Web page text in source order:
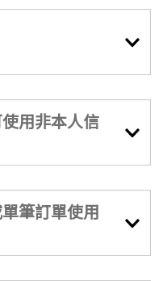
用非本人信
筆訂單使用